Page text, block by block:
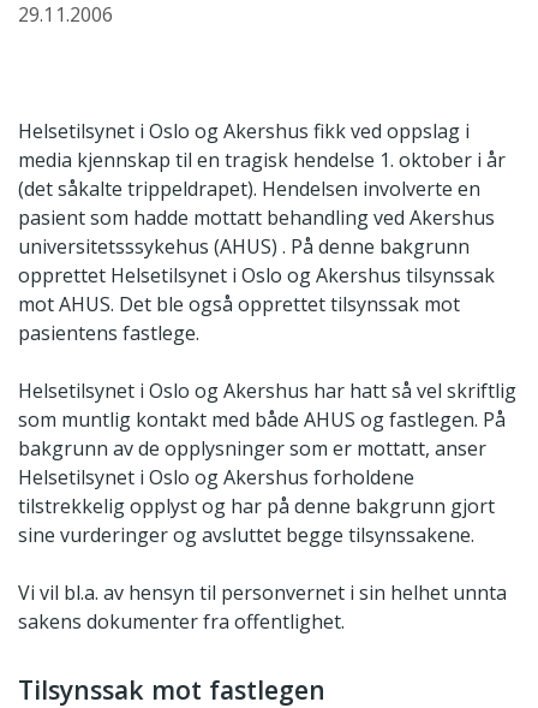
29.11.2006
Helsetilsynet i Oslo og Akershus fikk ved oppslag i
media kjennskap til en tragisk hendelse 1. oktober i år
(det såkalte trippeldrapet). Hendelsen involverte en
pasient som hadde mottatt behandling ved Akershus
universitetsssykehus (AHUS) . På denne bakgrunn
opprettet Helsetilsynet i Oslo og Akershus tilsynssak
mot AHUS. Det ble også opprettet tilsynssak mot
pasientens fastlege.
Helsetilsynet i Oslo og Akershus har hatt så vel skriftlig
som muntlig kontakt med både AHUS og fastlegen. På
bakgrunn av de opplysninger som er mottatt, anser
Helsetilsynet i Oslo og Akershus forholdene
tilstrekkelig opplyst og har på denne bakgrunn gjort
sine vurderinger og avsluttet begge tilsynssakene.
Vi vil bl.a. av hensyn til personvernet i sin helhet unnta
sakens dokumenter fra offentlighet.
Tilsynssak mot fastlegen